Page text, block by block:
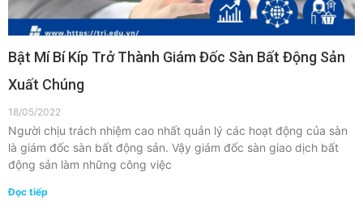
Bật Mí Bí Kíp Trở Thành Giám Đốc Sàn Bất Động Sản
Xuất Chúng
18/05/2022
Người chịu trách nhiệm cao nhất quản lý các hoạt động của sàn
là giám đốc sàn bất động sản. Vậy giám đốc sàn giao dịch bất
động sản làm những công việc
Đọc tiếp